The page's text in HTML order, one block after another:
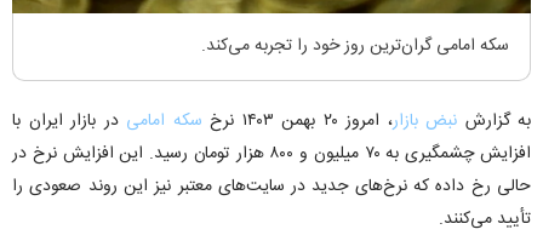
سکه امامی گران‌ترین روز خود را تجربه می‌کند.
به گزارش نبض بازار، امروز ۲۰ بهمن ۱۴۰۳ نرخ سکه امامی در بازار ایران با
افزایش چشمگیری به ۷۰ میلیون و ۸۰۰ هزار تومان رسید. این افزایش نرخ در
حالی رخ داده که نرخ‌های جدید در سایت‌های معتبر نیز این روند صعودی را
تأیید می‌کنند.